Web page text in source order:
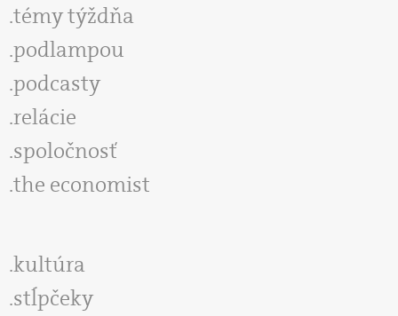
témy týždňa
podlampou
podcasty
relácie
spoločnosť
the economist
kultúra
stĺpčeky